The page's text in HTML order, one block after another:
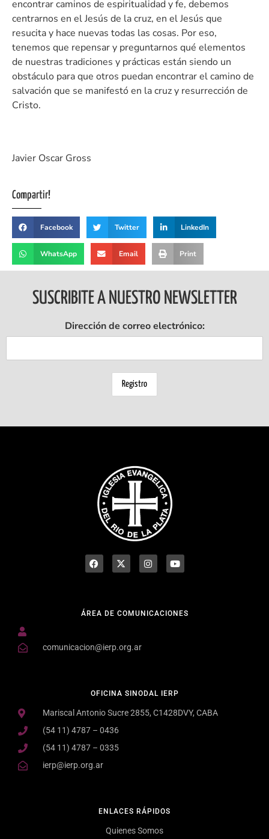
encontrar caminos de espiritualidad y fe, debemos
centrarnos en el Jesús de la cruz, en el Jesús que
resucita y hace nuevas todas las cosas. Por eso,
tenemos que repensar y preguntarnos qué elementos
de nuestras tradiciones y prácticas están siendo un
obstáculo para que otros puedan encontrar el camino de
salvación que se manifestó en la cruz y resurrección de
Cristo.
Javier Oscar Gross
Compartir!
Facebook Twitter LinkedIn
WhatsApp Email Print
SUSCRIBITE A NUESTRO NEWSLETTER
Dirección de correo electrónico:
ENLACES RÁPIDOS
Quienes Somos
OFICINA SINODAL IERP
Mariscal Antonio Sucre 2855, C1428DVY, CABA
(54 11) 4787 – 0436
(54 11) 4787 – 0335
ierp@ierp.org.ar
ÁREA DE COMUNICACIONES
comunicacion@ierp.org.ar